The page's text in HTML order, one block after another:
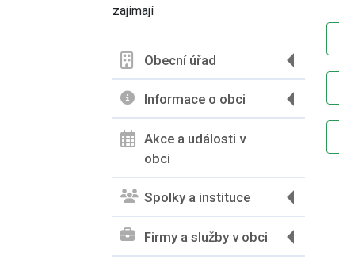
zajímají
Obecní úřad
Informace o obci
Akce a události v
obci
Spolky a instituce
Firmy a služby v obci